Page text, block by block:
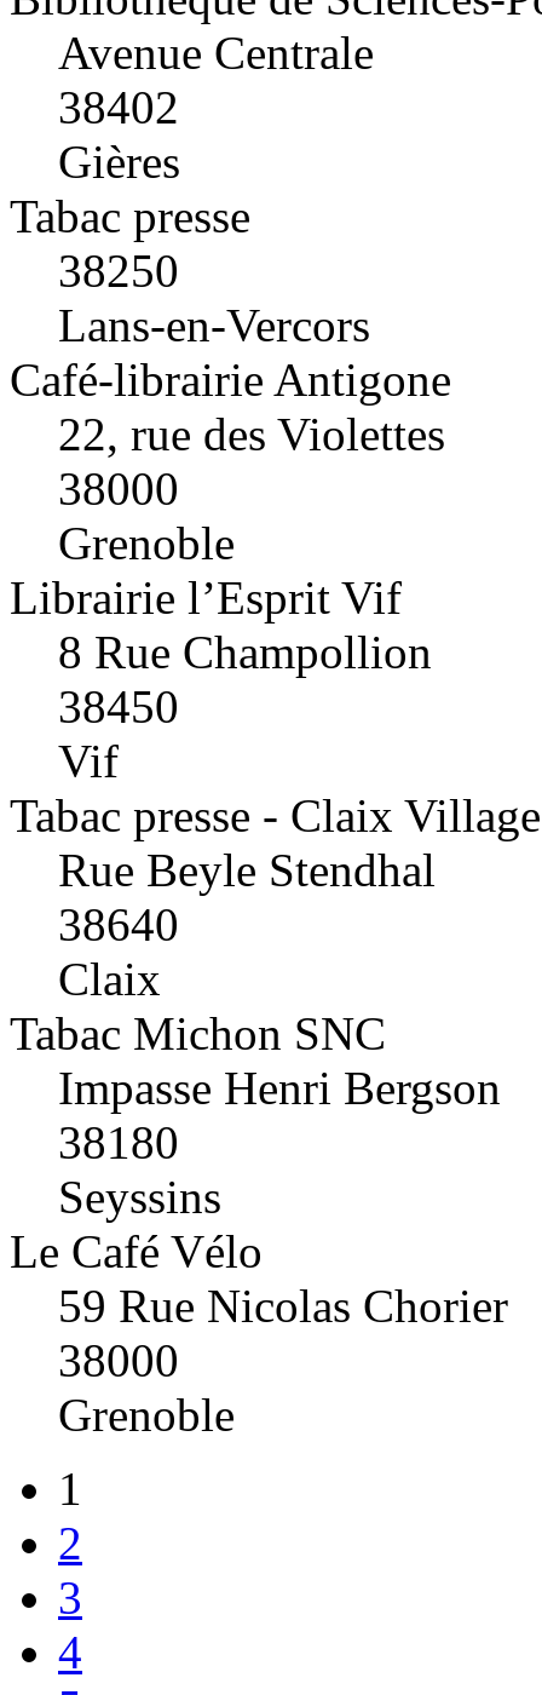
Avenue Centrale
38402
Gières
Tabac presse
38250
Lans-en-Vercors
Café-librairie Antigone
22, rue des Violettes
38000
Grenoble
Librairie l’Esprit Vif
8 Rue Champollion
38450
Vif
Tabac presse - Claix Village
Rue Beyle Stendhal
38640
Claix
Tabac Michon SNC
Impasse Henri Bergson
38180
Seyssins
Le Café Vélo
59 Rue Nicolas Chorier
38000
Grenoble
1
2
3
4